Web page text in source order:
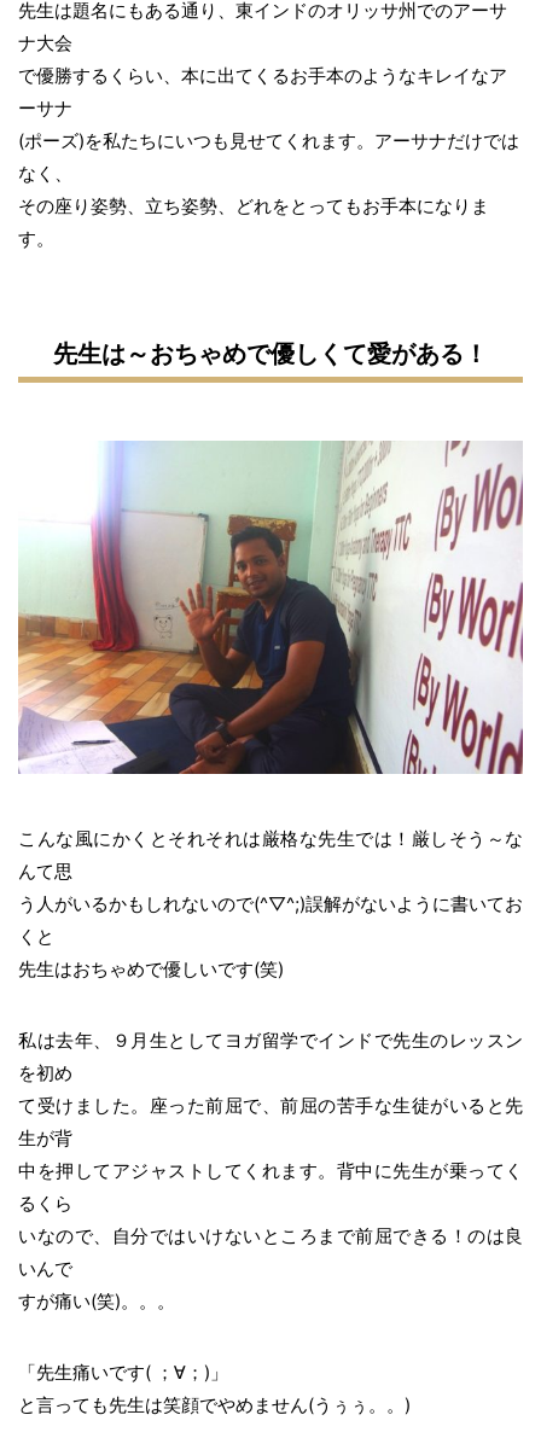
先生は題名にもある通り、東インドのオリッサ州でのアーサ
ナ大会
で優勝するくらい、本に出てくるお手本のようなキレイなア
ーサナ
(ポーズ)を私たちにいつも見せてくれます。アーサナだけでは
なく、
その座り姿勢、立ち姿勢、どれをとってもお手本になりま
す。
先生は～おちゃめで優しくて愛がある！
こんな風にかくとそれそれは厳格な先生では！厳しそう～な
んて思
う人がいるかもしれないので(^▽^;)誤解がないように書いてお
くと
先生はおちゃめで優しいです(笑)
私は去年、９月生としてヨガ留学でインドで先生のレッスン
を初め
て受けました。座った前屈で、前屈の苦手な生徒がいると先
生が背
中を押してアジャストしてくれます。背中に先生が乗ってく
るくら
いなので、自分ではいけないところまで前屈できる！のは良
いんで
すが痛い(笑)。。。
「先生痛いです( ；∀；)」
と言っても先生は笑顔でやめません(うぅぅ。。)